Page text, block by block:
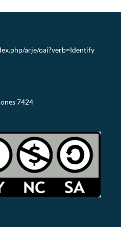
arje/oai?verb=Identify
7424